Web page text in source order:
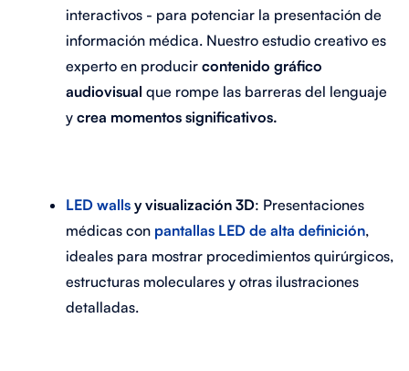
interactivos - para potenciar la presentación de
información médica. Nuestro estudio creativo es
experto en producir contenido gráfico
audiovisual que rompe las barreras del lenguaje
y crea momentos significativos.
LED walls y visualización 3D: Presentaciones
médicas con pantallas LED de alta definición,
ideales para mostrar procedimientos quirúrgicos,
estructuras moleculares y otras ilustraciones
detalladas.